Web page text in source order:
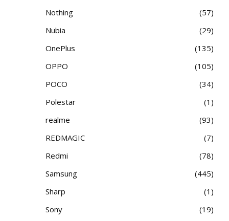
Nothing
57
Nubia
29
OnePlus
135
OPPO
105
POCO
34
Polestar
1
realme
93
REDMAGIC
7
Redmi
78
Samsung
445
Sharp
1
Sony
19